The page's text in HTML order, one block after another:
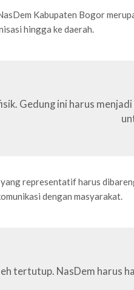
Kabupaten Bogor
hingga ke daerah.
Gedung ini harus
representatif harus
dengan masyarakat.
tertutup. NasDem harus